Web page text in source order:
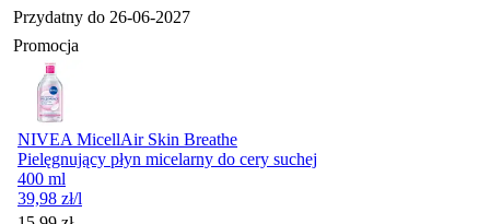
Przydatny do 26-06-2027
Promocja
NIVEA MicellAir Skin Breathe
Pielęgnujący płyn micelarny do cery suchej
400 ml
39,98 zł/l